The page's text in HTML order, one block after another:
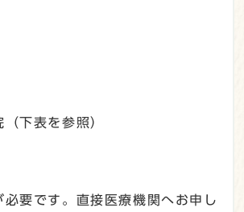
下表を参照）
必要です。直接医療機関へお申し